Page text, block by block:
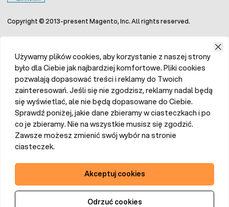
Copyright © 2013-present Magento, Inc. All rights reserved.
Używamy plików cookies, aby korzystanie z naszej strony
było dla Ciebie jak najbardziej komfortowe. Pliki cookies
pozwalają dopasować treści i reklamy do Twoich
zainteresowań. Jeśli się nie zgodzisz, reklamy nadal będą
się wyświetlać, ale nie będą dopasowane do Ciebie.
Sprawdź poniżej, jakie dane zbieramy w ciasteczkach i po
co je zbieramy. Nie na wszystkie musisz się zgodzić.
Zawsze możesz zmienić swój wybór na stronie
ciasteczek.
Akceptuj cookies
Odrzuć cookies